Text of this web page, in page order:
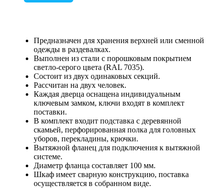
Предназначен для хранения верхней или сменной
одежды в раздевалках.
Выполнен из стали с порошковым покрытием
светло-серого цвета (RAL 7035).
Состоит из двух одинаковых секций.
Рассчитан на двух человек.
Каждая дверца оснащена индивидуальным
ключевым замком, ключи входят в комплект
поставки.
В комплект входит подставка с деревянной
скамьей, перфорированная полка для головных
уборов, перекладины, крючки.
Вытяжной фланец для подключения к вытяжной
системе.
Диаметр фланца составляет 100 мм.
Шкаф имеет сварную конструкцию, поставка
осуществляется в собранном виде.